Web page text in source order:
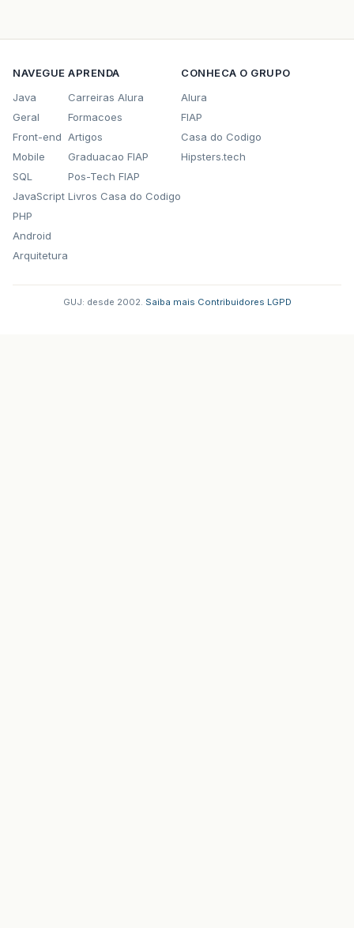
NAVEGUE
Java
Geral
Front-end
Mobile
SQL
JavaScript
PHP
Android
Arquitetura
APRENDA
Carreiras Alura
Formacoes
Artigos
Graduacao FIAP
Pos-Tech FIAP
Livros Casa do Codigo
CONHECA O GRUPO
Alura
FIAP
Casa do Codigo
Hipsters.tech
GUJ: desde 2002. Saiba mais Contribuidores LGPD